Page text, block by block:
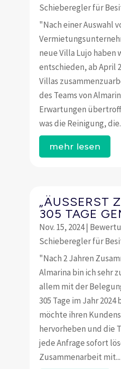
Schieberegler für
"Nach einer Auswahl
neue Villa Lujo haben
entschieden, ab April
Villas
des Teams von
Erwartungen
was die Reinigung,
mehr lesen
„ÄUSSERST
05 TAGE
Nov. 15, 2024|
Schieberegler für
"Nach 2 Jahren
Almarina bin ich sehr
allem mit der
305 Tage im Jahr
möchte ihren
hervorheben und die
jede Anfrage sofort
Zusammenarbeit mit...